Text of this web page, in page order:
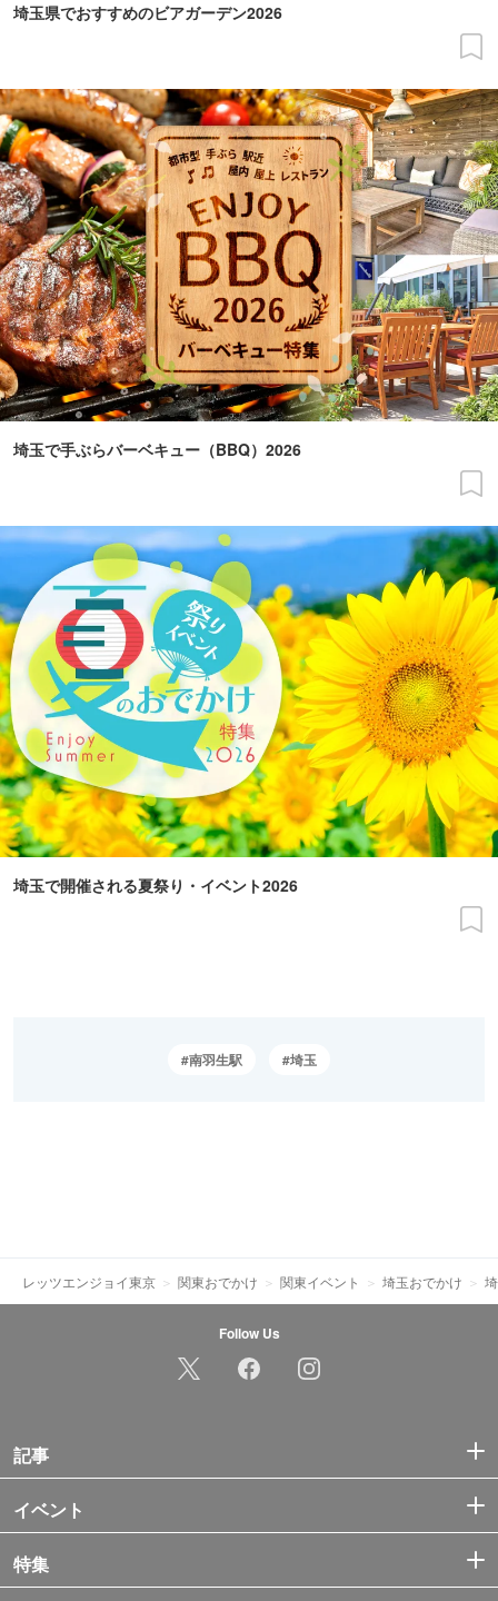
埼玉県でおすすめのビアガーデン2026
埼玉で手ぶらバーベキュー（BBQ）2026
埼玉で開催される夏祭り・イベント2026
南羽生駅 埼玉
レッツエンジョイ東京 関東おでかけ 関東イベント 埼玉おでかけ
Follow Us
記事
イベント
特集